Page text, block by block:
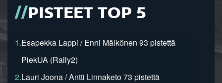
PISTEET TOP 5
1.Esapekka Lappi / Enni Mälkönen 93 pistettä
PiekUA (Rally2)
2.Lauri Joona / Antti Linnaketo 73 pistettä